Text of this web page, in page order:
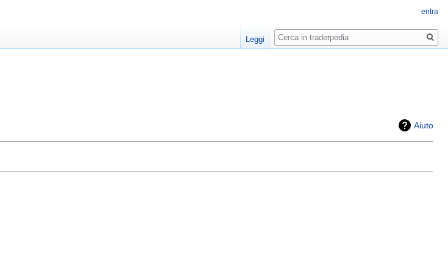
Aiuto
entra
Leggi
Ricerca